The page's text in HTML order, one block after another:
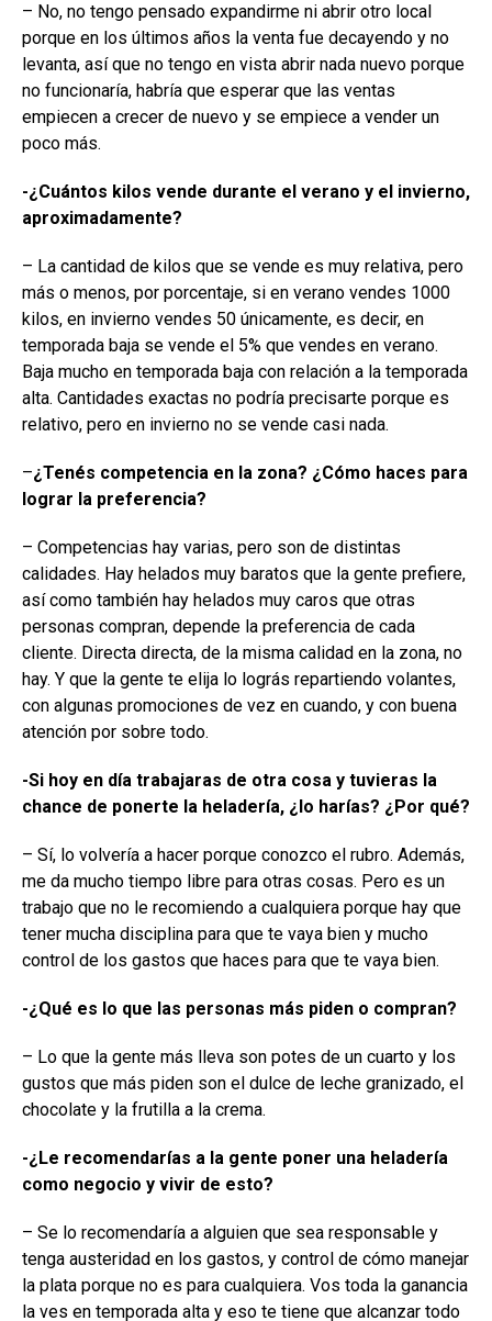
– No, no tengo pensado expandirme ni abrir otro local
porque en los últimos años la venta fue decayendo y no
levanta, así que no tengo en vista abrir nada nuevo porque
no funcionaría, habría que esperar que las ventas
empiecen a crecer de nuevo y se empiece a vender un
poco más.
-¿Cuántos kilos vende durante el verano y el invierno,
aproximadamente?
– La cantidad de kilos que se vende es muy relativa, pero
más o menos, por porcentaje, si en verano vendes 1000
kilos, en invierno vendes 50 únicamente, es decir, en
temporada baja se vende el 5% que vendes en verano.
Baja mucho en temporada baja con relación a la temporada
alta. Cantidades exactas no podría precisarte porque es
relativo, pero en invierno no se vende casi nada.
–¿Tenés competencia en la zona? ¿Cómo haces para
lograr la preferencia?
– Competencias hay varias, pero son de distintas
calidades. Hay helados muy baratos que la gente prefiere,
así como también hay helados muy caros que otras
personas compran, depende la preferencia de cada
cliente. Directa directa, de la misma calidad en la zona, no
hay. Y que la gente te elija lo lográs repartiendo volantes,
con algunas promociones de vez en cuando, y con buena
atención por sobre todo.
-Si hoy en día trabajaras de otra cosa y tuvieras la
chance de ponerte la heladería, ¿lo harías? ¿Por qué?
– Sí, lo volvería a hacer porque conozco el rubro. Además,
me da mucho tiempo libre para otras cosas. Pero es un
trabajo que no le recomiendo a cualquiera porque hay que
tener mucha disciplina para que te vaya bien y mucho
control de los gastos que haces para que te vaya bien.
-¿Qué es lo que las personas más piden o compran?
– Lo que la gente más lleva son potes de un cuarto y los
gustos que más piden son el dulce de leche granizado, el
chocolate y la frutilla a la crema.
-¿Le recomendarías a la gente poner una heladería
como negocio y vivir de esto?
– Se lo recomendaría a alguien que sea responsable y
tenga austeridad en los gastos, y control de cómo manejar
la plata porque no es para cualquiera. Vos toda la ganancia
la ves en temporada alta y eso te tiene que alcanzar todo